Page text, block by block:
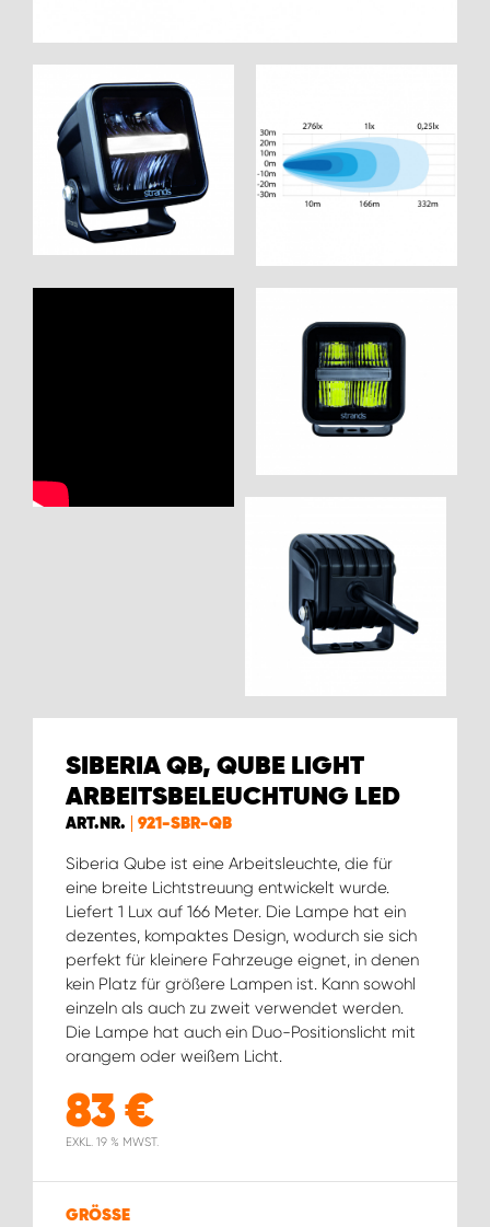
SIBERIA QB, QUBE LIGHT
ARBEITSBELEUCHTUNG LED
ART.NR. 921-SBR-QB
Siberia Qube ist eine Arbeitsleuchte, die für
eine breite Lichtstreuung entwickelt wurde.
Liefert 1 Lux auf 166 Meter. Die Lampe hat ein
dezentes, kompaktes Design, wodurch sie sich
perfekt für kleinere Fahrzeuge eignet, in denen
kein Platz für größere Lampen ist. Kann sowohl
einzeln als auch zu zweit verwendet werden.
Die Lampe hat auch ein Duo-Positionslicht mit
orangem oder weißem Licht.
83 €
EXKL. 19 % MWST.
GRÖSSE
WORK SYSTEM MÜNCHEN
WORK SYSTEM OSNABRÜCK
WORK SYSTEM RHEINLAND
WORK SYSTEM ROSTOCK